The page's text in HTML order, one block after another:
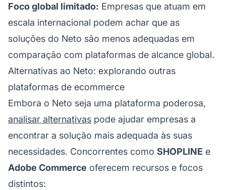
Foco global limitado: Empresas que atuam em
escala internacional podem achar que as
soluções do Neto são menos adequadas em
comparação com plataformas de alcance global.
Alternativas ao Neto: explorando outras
plataformas de ecommerce
Embora o Neto seja uma plataforma poderosa,
analisar alternativas pode ajudar empresas a
encontrar a solução mais adequada às suas
necessidades. Concorrentes como SHOPLINE e
Adobe Commerce oferecem recursos e focos
distintos: